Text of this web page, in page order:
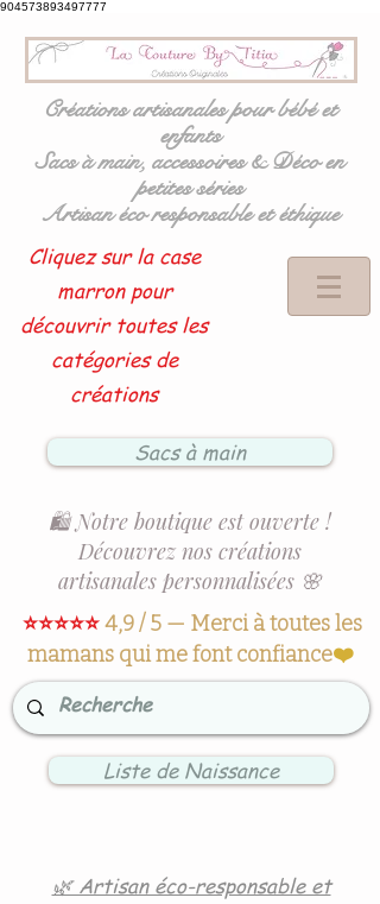
904573893497777
Créations artisanales pour bébé et
enfants
Sacs à main, accessoires & Déco en
petites séries
Artisan éco responsable et éthique
Cliquez sur la case
marron pour
découvrir toutes les
catégories de
créations
Sacs à main
🛍️ Notre boutique est ouverte !
Découvrez nos créations
artisanales personnalisées 🌸
⭐⭐⭐⭐⭐4,9 / 5 — Merci à toutes les
mamans qui me font confiance❤️
Liste de Naissance
🌿 Artisan éco-responsable et